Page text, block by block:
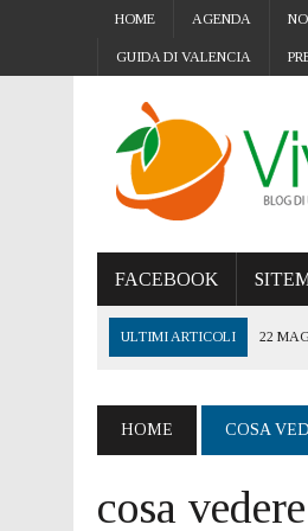
HOME AGENDA
GUIDA DI VALENCIA
FACEBOOK
ULTIMI ARTICOLI 22
4 OTTOBRE 2019 | STREE
24 SETTEMBRE 2019
HOME COSA
cosa